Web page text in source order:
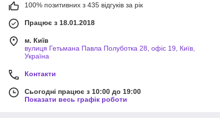
100% позитивних з 435 відгуків за рік
Працює з 18.01.2018
м. Київ
вулиця Гетьмана Павла Полуботка 28, офіс 19, Київ,
Україна
Контакти
Сьогодні працює з 10:00 до 19:00
Показати весь графік роботи